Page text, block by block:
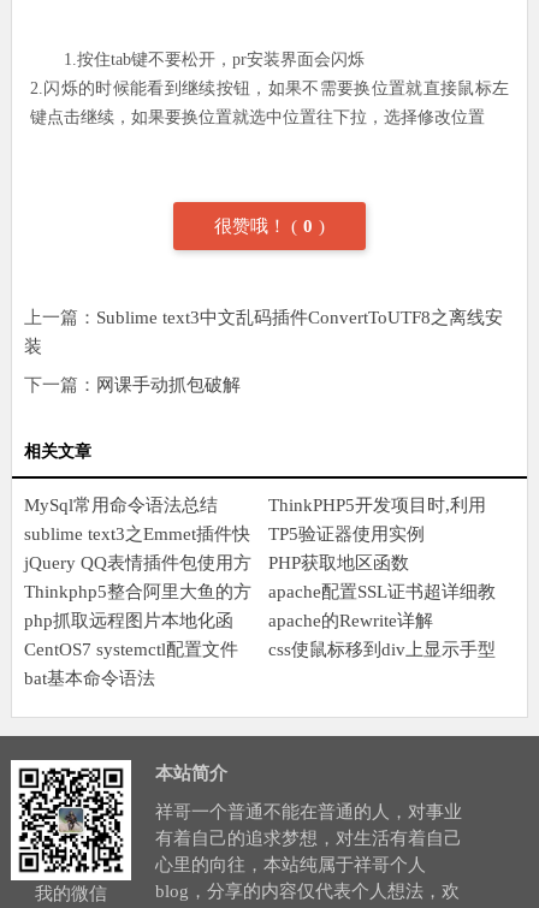
1.按住tab键不要松开，pr安装界面会闪烁
2.闪烁的时候能看到继续按钮，如果不需要换位置就直接鼠标左
键点击继续，如果要换位置就选中位置往下拉，选择修改位置
很赞哦！ ( 0 )
上一篇： Sublime text3中文乱码插件ConvertToUTF8之离线安
装
下一篇： 网课手动抓包破解
相关文章
MySql常用命令语法总结
ThinkPHP5开发项目时,利用
jQuery的Ajax异步上传图片
并实时预缆
sublime text3之Emmet插件快
捷键助快速编程
TP5验证器使用实例
jQuery QQ表情插件包使用方
法jquery.qqFace.js
PHP获取地区函数
Thinkphp5整合阿里大鱼的方
法超级教程看了就能用.
apache配置SSL证书超详细教
程
php抓取远程图片本地化函
数,很好用的.喜欢的拿去
apache的Rewrite详解
CentOS7 systemctl配置文件
详解
css使鼠标移到div上显示手型
bat基本命令语法
我的微信
本站简介
祥哥一个普通不能在普通的人，对事业
有着自己的追求梦想，对生活有着自己
心里的向往，本站纯属于祥哥个人
blog，分享的内容仅代表个人想法，欢